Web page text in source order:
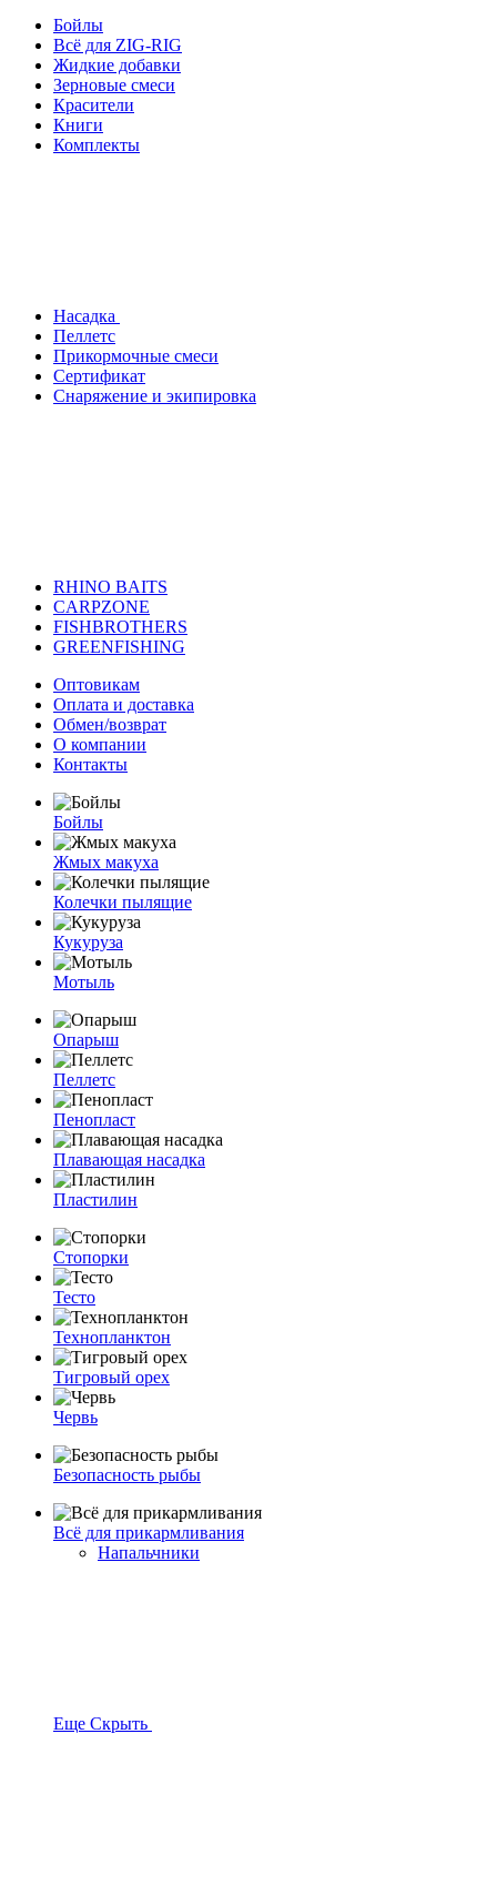
Бойлы
Всё для ZIG-RIG
Жидкие добавки
Зерновые смеси
Красители
Книги
Комплекты
Насадка
Пеллетс
Прикормочные смеси
Сертификат
Снаряжение и экипировка
RHINO BAITS
CARPZONE
FISHBROTHERS
GREENFISHING
Оптовикам
Оплата и доставка
Обмен/возврат
О компании
Контакты
Бойлы
Жмых макуха
Колечки пылящие
Кукуруза
Мотыль
Опарыш
Пеллетс
Пенопласт
Плавающая насадка
Пластилин
Стопорки
Тесто
Технопланктон
Тигровый орех
Червь
Безопасность рыбы
Всё для прикармливания
Напальчники
Еще Скрыть